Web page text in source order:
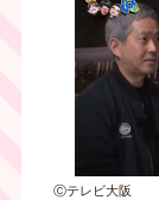
Ⓒテレビ大阪